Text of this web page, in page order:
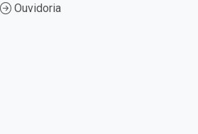
Ouvidoria